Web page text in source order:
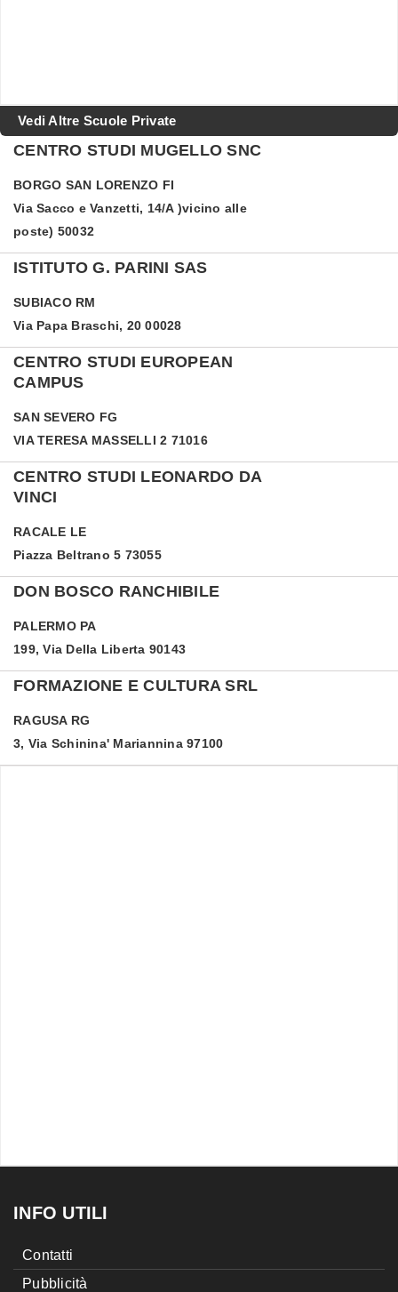
Vedi Altre Scuole Private
CENTRO STUDI MUGELLO SNC
BORGO SAN LORENZO FI
Via Sacco e Vanzetti, 14/A )vicino alle
poste) 50032
ISTITUTO G. PARINI SAS
SUBIACO RM
Via Papa Braschi, 20 00028
CENTRO STUDI EUROPEAN
CAMPUS
SAN SEVERO FG
VIA TERESA MASSELLI 2 71016
CENTRO STUDI LEONARDO DA
VINCI
RACALE LE
Piazza Beltrano 5 73055
DON BOSCO RANCHIBILE
PALERMO PA
199, Via Della Liberta 90143
FORMAZIONE E CULTURA SRL
RAGUSA RG
3, Via Schinina' Mariannina 97100
INFO UTILI
Contatti
Pubblicità